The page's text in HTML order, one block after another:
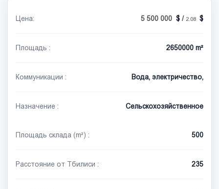
Цена: 5 500 000 / 2.08
Площадь : 2650000 m²
Коммуникации : Вода, электричество,
Назначение : Сельскохозяйственное
Площадь склада (m²) : 500
Расстояние от Тбилиси : 235